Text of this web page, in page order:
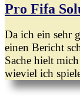
Pro Fifa
Da ich ein sehr
einen Bericht
Sache hielt
wieviel ich